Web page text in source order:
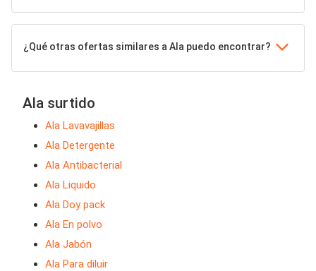
¿Qué otras ofertas similares a Ala puedo encontrar?
Ala surtido
Ala Lavavajillas
Ala Detergente
Ala Antibacterial
Ala Liquido
Ala Doy pack
Ala En polvo
Ala Jabón
Ala Para diluir